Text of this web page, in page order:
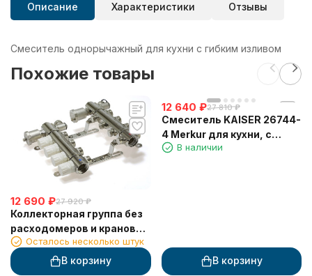
Описание Характеристики Отзывы
Смеситель однорычажный для кухни с гибким изливом
Похожие товары
12 690 ₽27 920 ₽
Коллекторная группа без
расходомеров и кранов
TIM 1", 4 хода, латунь
Осталось несколько штук
В корзину
12 640 ₽27 810 ₽
Смеситель KAISER 26744-
4 Merkur для кухни, с
краном для питьевой
В наличии
В корзину